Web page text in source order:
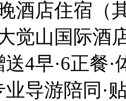
酒店住宿（
觉山国际酒
4早·6正餐
导游陪同·